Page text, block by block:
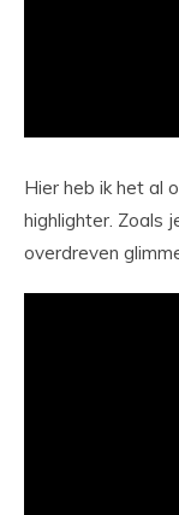
Hier heb ik het al
highlighter. Zoals
overdreven